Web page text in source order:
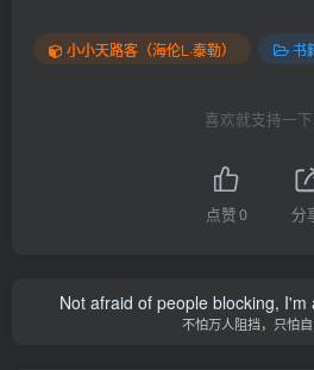
小小天路客（海伦L·泰勒） 书
喜欢就支持一
点赞0 分
Not afraid of people blocking,
不怕万人阻挡，只怕